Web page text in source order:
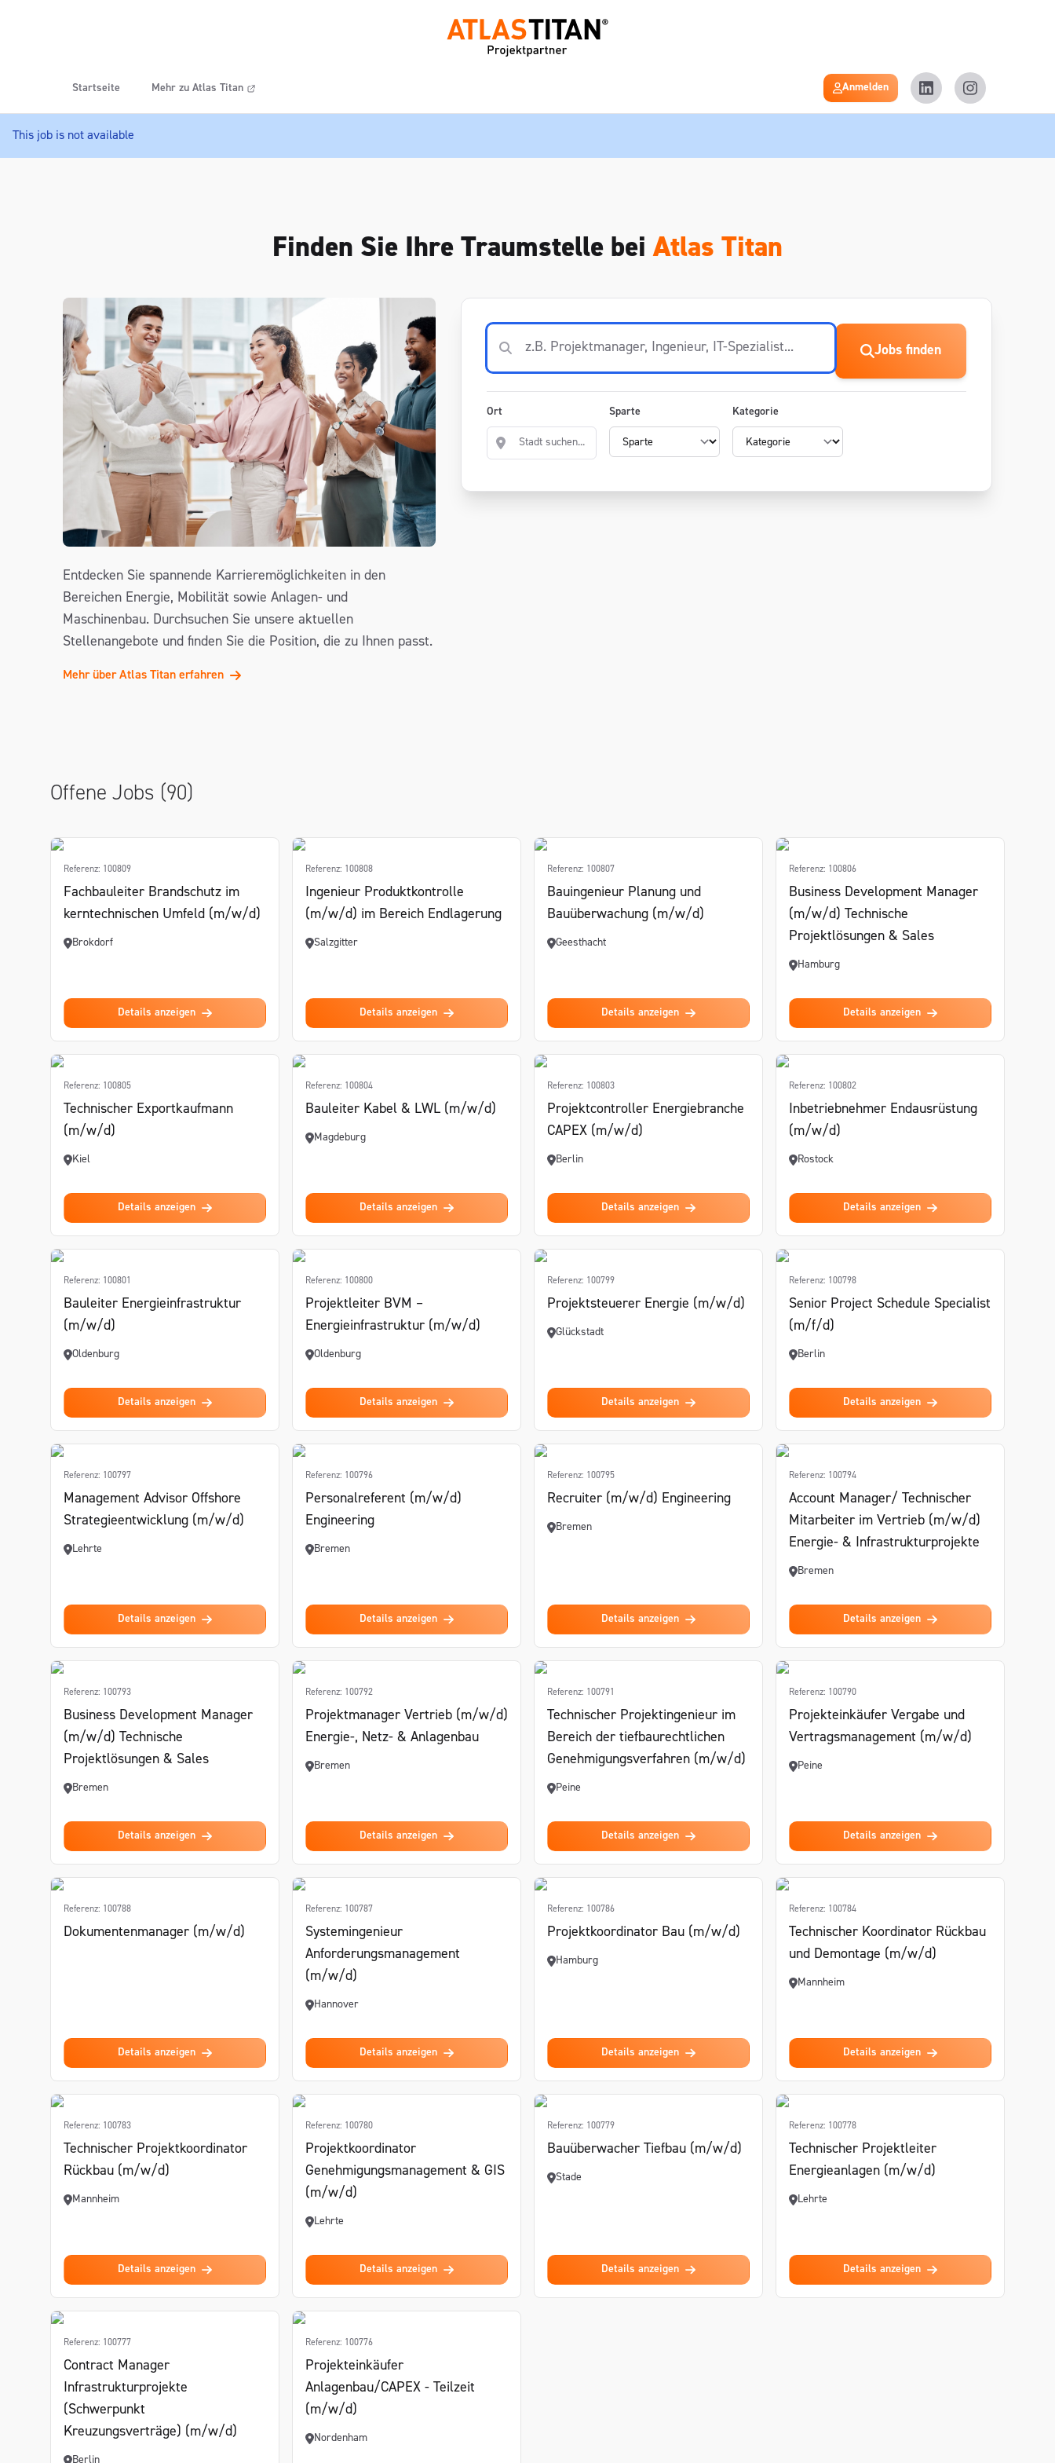
Startseite Mehr zu Atlas Titan Anmelden
This job is not available
Finden Sie Ihre Traumstelle beiAtlas Titan
Entdecken Sie spannende Karrieremöglichkeiten in den
Bereichen Energie, Mobilität sowie Anlagen- und
Maschinenbau. Durchsuchen Sie unsere aktuellen
Stellenangebote und finden Sie die Position, die zu Ihnen passt.
Mehr über Atlas Titan erfahren
Stellenangebote suchen
Jobs finden
Ort Sparte Kategorie
Offene Jobs (90)
Referenz: 100809
Fachbauleiter Brandschutz im
kerntechnischen Umfeld (m/w/d)
Brokdorf
Details anzeigen
Referenz: 100808
Ingenieur Produktkontrolle
(m/w/d) im Bereich Endlagerung
Salzgitter
Details anzeigen
Referenz: 100807
Bauingenieur Planung und
Bauüberwachung (m/w/d)
Geesthacht
Details anzeigen
Referenz: 100806
Business Development Manager
(m/w/d) Technische
Projektlösungen & Sales
Hamburg
Details anzeigen
Referenz: 100805
Technischer Exportkaufmann
(m/w/d)
Kiel
Details anzeigen
Referenz: 100804
Bauleiter Kabel & LWL (m/w/d)
Magdeburg
Details anzeigen
Referenz: 100803
Projektcontroller Energiebranche
CAPEX (m/w/d)
Berlin
Details anzeigen
Referenz: 100802
Inbetriebnehmer Endausrüstung
(m/w/d)
Rostock
Details anzeigen
Referenz: 100801
Bauleiter Energieinfrastruktur
(m/w/d)
Oldenburg
Details anzeigen
Referenz: 100800
Projektleiter BVM –
Energieinfrastruktur (m/w/d)
Oldenburg
Details anzeigen
Referenz: 100799
Projektsteuerer Energie (m/w/d)
Glückstadt
Details anzeigen
Referenz: 100798
Senior Project Schedule Specialist
(m/f/d)
Berlin
Details anzeigen
Referenz: 100797
Management Advisor Offshore
Strategieentwicklung (m/w/d)
Lehrte
Details anzeigen
Referenz: 100796
Personalreferent (m/w/d)
Engineering
Bremen
Details anzeigen
Referenz: 100795
Recruiter (m/w/d) Engineering
Bremen
Details anzeigen
Referenz: 100794
Account Manager/ Technischer
Mitarbeiter im Vertrieb (m/w/d)
Energie- & Infrastrukturprojekte
Bremen
Details anzeigen
Referenz: 100793
Business Development Manager
(m/w/d) Technische
Projektlösungen & Sales
Bremen
Details anzeigen
Referenz: 100792
Projektmanager Vertrieb (m/w/d)
Energie-, Netz- & Anlagenbau
Bremen
Details anzeigen
Referenz: 100791
Technischer Projektingenieur im
Bereich der tiefbaurechtlichen
Genehmigungsverfahren (m/w/d)
Peine
Details anzeigen
Referenz: 100790
Projekteinkäufer Vergabe und
Vertragsmanagement (m/w/d)
Peine
Details anzeigen
Referenz: 100788
Dokumentenmanager (m/w/d)
Details anzeigen
Referenz: 100787
Systemingenieur
Anforderungsmanagement
(m/w/d)
Hannover
Details anzeigen
Referenz: 100786
Projektkoordinator Bau (m/w/d)
Hamburg
Details anzeigen
Referenz: 100784
Technischer Koordinator Rückbau
und Demontage (m/w/d)
Mannheim
Details anzeigen
Referenz: 100783
Technischer Projektkoordinator
Rückbau (m/w/d)
Mannheim
Details anzeigen
Referenz: 100780
Projektkoordinator
Genehmigungsmanagement & GIS
(m/w/d)
Lehrte
Details anzeigen
Referenz: 100779
Bauüberwacher Tiefbau (m/w/d)
Stade
Details anzeigen
Referenz: 100778
Technischer Projektleiter
Energieanlagen (m/w/d)
Lehrte
Details anzeigen
Referenz: 100777
Contract Manager
Infrastrukturprojekte
(Schwerpunkt
Kreuzungsverträge) (m/w/d)
Berlin
Referenz: 100776
Projekteinkäufer
Anlagenbau/CAPEX - Teilzeit
(m/w/d)
Nordenham